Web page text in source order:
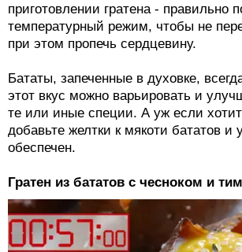
приготовлении гратена - правильно
температурный режим, чтобы не
при этом пропечь сердцевину.
Бататы, запеченные в духовке,
этот вкус можно варьировать и
те или иные специи. А уж если
добавьте желтки к мякоти бататов и
обеспечен.
Гратен из бататов с чесноком и